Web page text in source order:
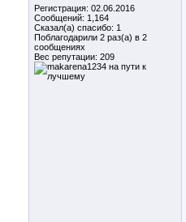
Регистрация: 02.06.2016
Сообщений: 1,164
Сказал(а) спасибо: 1
Поблагодарили 2 раз(а) в 2
сообщениях
Вес репутации: 209